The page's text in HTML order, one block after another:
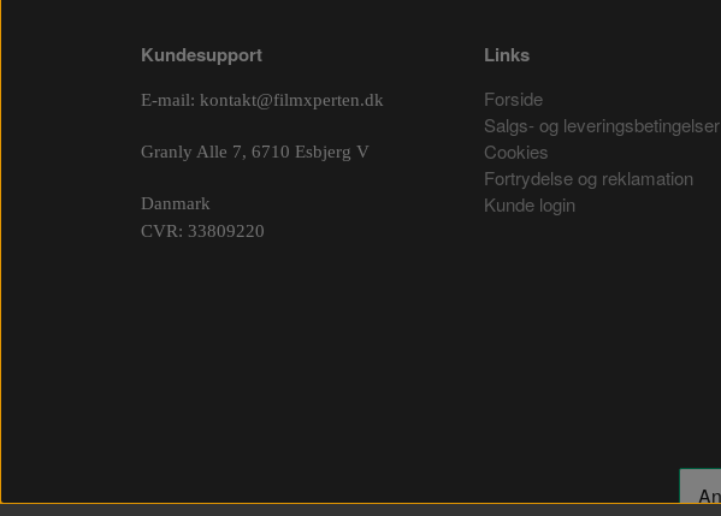
Kundesupport
E-mail: kontakt@filmxperten.dk
Granly Alle 7, 6710 Esbjerg V
Danmark
CVR: 33809220
Links
Forside
Salgs- og leveringsbetingelser
Cookies
Fortrydelse og reklamation
Kunde login